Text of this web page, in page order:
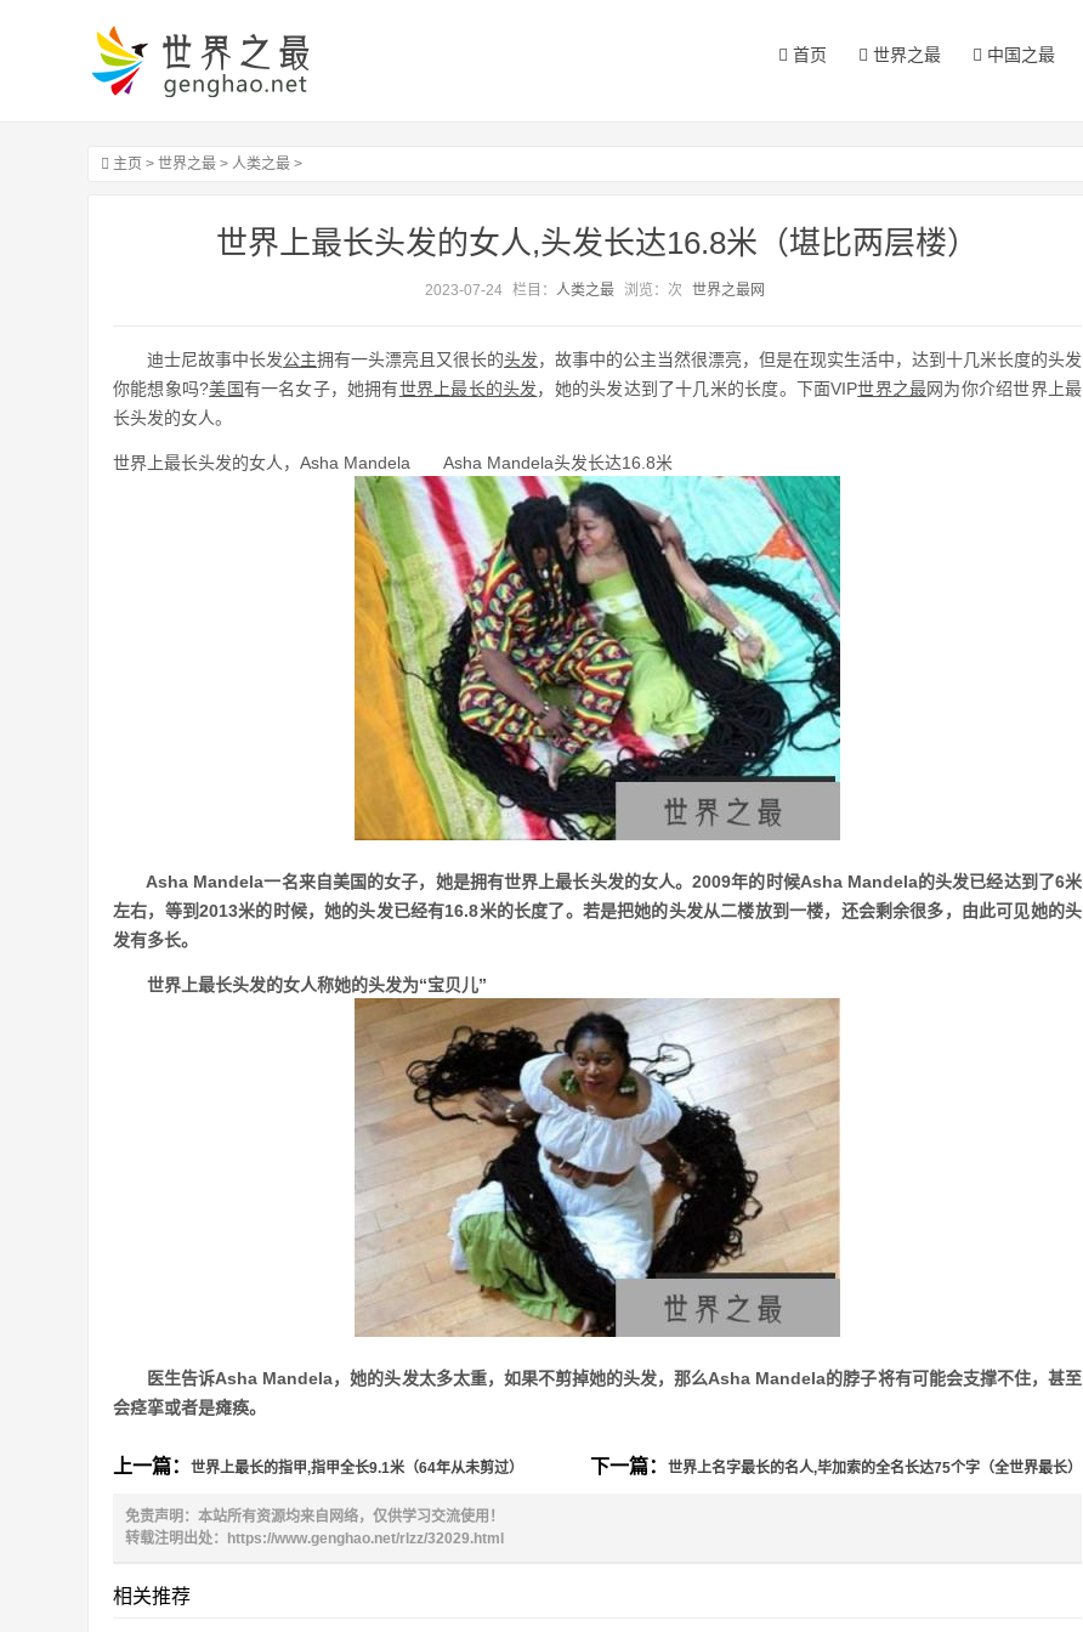
首页 世界之最 中国之最
主页 > 世界之最 > 人类之最 >
世界上最长头发的女人,头发长达16.8米（堪比两层楼）
2023-07-24 栏目： 人类之最 浏览： 次 世界之最网
迪士尼故事中长发公主拥有一头漂亮且又很长的头发，故事中的公主当然很漂亮，但是在现实生活中，达到十几米长度的头发
你能想象吗?美国有一名女子，她拥有世界上最长的头发，她的头发达到了十几米的长度。下面VIP世界之最网为你介绍世界上最
长头发的女人。
世界上最长头发的女人，Asha Mandela Asha Mandela头发长达16.8米
Asha Mandela一名来自美国的女子，她是拥有世界上最长头发的女人。2009年的时候Asha Mandela的头发已经达到了6米
左右，等到2013米的时候，她的头发已经有16.8米的长度了。若是把她的头发从二楼放到一楼，还会剩余很多，由此可见她的头
发有多长。
世界上最长头发的女人称她的头发为“宝贝儿”
医生告诉Asha Mandela，她的头发太多太重，如果不剪掉她的头发，那么Asha Mandela的脖子将有可能会支撑不住，甚至
会痉挛或者是瘫痪。
上一篇： 世界上最长的指甲,指甲全长9.1米（64年从未剪过） 下一篇： 世界上名字最长的名人,毕加索的全名长达75个字（全世界最长）
免责声明：本站所有资源均来自网络，仅供学习交流使用！
转载注明出处：
https://www.genghao.net/rlzz/32029.html
相关推荐